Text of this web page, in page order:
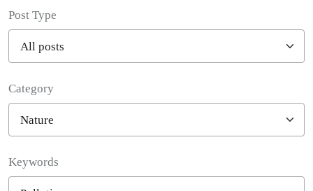
Post Type
Category
Keywords